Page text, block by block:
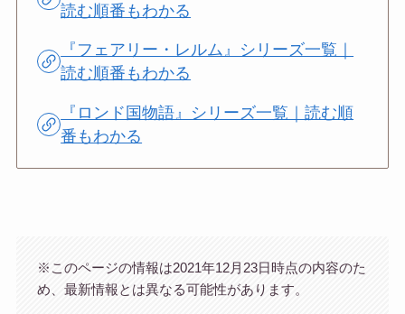
読む順番もわかる
『フェアリー・レルム』シリーズ一覧｜
読む順番もわかる
『ロンド国物語』シリーズ一覧｜読む順
番もわかる
※このページの情報は2021年12月23日時点の内容のた
め、最新情報とは異なる可能性があります。